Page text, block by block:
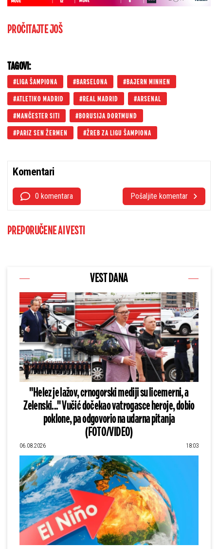
PROČITAJTE JOŠ
TAGOVI:
LIGA ŠAMPIONA BARSELONA BAJERN MINHEN
ATLETIKO MADRID REAL MADRID ARSENAL
MANČESTER SITI BORUSIJA DORTMUND
PARIZ SEN ŽERMEN ŽREB ZA LIGU ŠAMPIONA
Komentari
0 komentara Pošaljite komentar
PREPORUČENE AI VESTI
VEST DANA
"Helez je lažov, crnogorski mediji su licemerni, a
Zelenski..." Vučić dočekao vatrogasce heroje, dobio
poklone, pa odgovorio na udarna pitanja
(FOTO/VIDEO)
06.08.2026 18:03